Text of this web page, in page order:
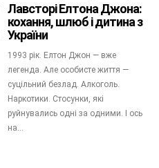
Лавсторі Елтона Джона:
кохання, шлюб і дитина з
України
1993 рік. Елтон Джон — вже
легенда. Але особисте життя —
суцільний безлад. Алкоголь.
Наркотики. Стосунки, які
руйнувались одні за одними. І ось
на...